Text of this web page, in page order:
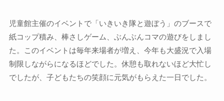
児童館主催のイベントで「いきいき隊と遊ぼう」のブースで
紙コップ積み、棒さしゲーム、ぶんぶんコマの遊びをしまし
た。このイベントは毎年来場者が増え、今年も大盛況で入場
制限しながらになるほどでした。休憩も取れないほど大忙し
でしたが、子どもたちの笑顔に元気がもらえた一日でした。